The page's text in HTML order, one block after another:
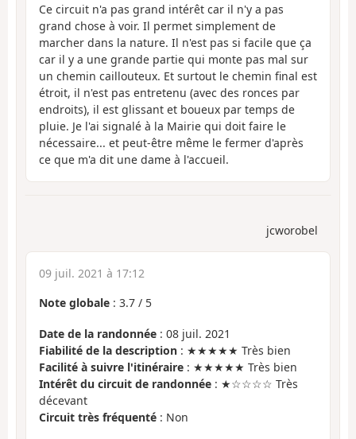
Ce circuit n'a pas grand intérêt car il n'y a pas
grand chose à voir. Il permet simplement de
marcher dans la nature. Il n'est pas si facile que ça
car il y a une grande partie qui monte pas mal sur
un chemin caillouteux. Et surtout le chemin final est
étroit, il n'est pas entretenu (avec des ronces par
endroits), il est glissant et boueux par temps de
pluie. Je l'ai signalé à la Mairie qui doit faire le
nécessaire... et peut-être même le fermer d'après
ce que m'a dit une dame à l'accueil.
jcworobel
09 juil. 2021 à 17:12
Note globale : 3.7 / 5
Date de la randonnée : 08 juil. 2021
Fiabilité de la description : ★★★★★ Très bien
Facilité à suivre l'itinéraire : ★★★★★ Très bien
Intérêt du circuit de randonnée : ★☆☆☆☆ Très
décevant
Circuit très fréquenté : Non